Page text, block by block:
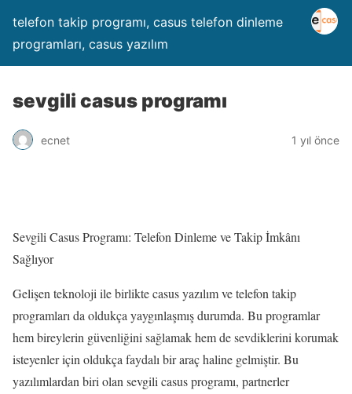
telefon takip programı, casus telefon dinleme
programları, casus yazılım
sevgili casus programı
ecnet 1 yıl önce
Sevgili Casus Programı: Telefon Dinleme ve Takip İmkânı
Sağlıyor
Gelişen teknoloji ile birlikte casus yazılım ve telefon takip
programları da oldukça yaygınlaşmış durumda. Bu programlar
hem bireylerin güvenliğini sağlamak hem de sevdiklerini korumak
isteyenler için oldukça faydalı bir araç haline gelmiştir. Bu
yazılımlardan biri olan sevgili casus programı, partnerler